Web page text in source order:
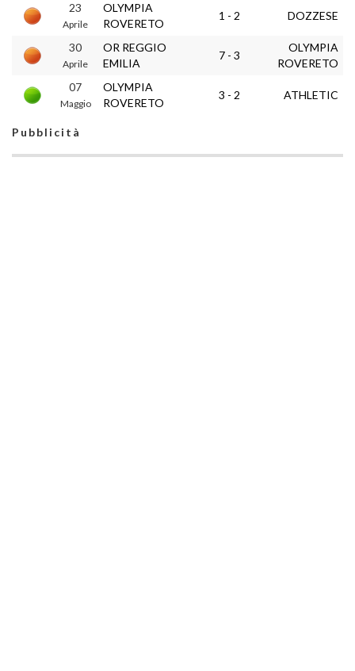
23
Aprile
OLYMPIA
ROVERETO
1 - 2 DOZZESE
30
Aprile
OR REGGIO
EMILIA
7 - 3
OLYMPIA
ROVERETO
07
Maggio
OLYMPIA
ROVERETO
3 - 2 ATHLETIC
Pubblicità